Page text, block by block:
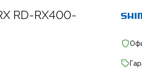
RD-RX400-